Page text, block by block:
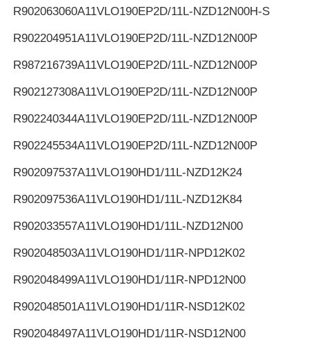
R902063060A11VLO190EP2D/11L-NZD12N00H-S
R902204951A11VLO190EP2D/11L-NZD12N00P
R987216739A11VLO190EP2D/11L-NZD12N00P
R902127308A11VLO190EP2D/11L-NZD12N00P
R902240344A11VLO190EP2D/11L-NZD12N00P
R902245534A11VLO190EP2D/11L-NZD12N00P
R902097537A11VLO190HD1/11L-NZD12K24
R902097536A11VLO190HD1/11L-NZD12K84
R902033557A11VLO190HD1/11L-NZD12N00
R902048503A11VLO190HD1/11R-NPD12K02
R902048499A11VLO190HD1/11R-NPD12N00
R902048501A11VLO190HD1/11R-NSD12K02
R902048497A11VLO190HD1/11R-NSD12N00